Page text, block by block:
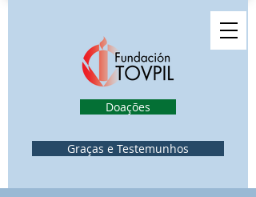
Graças e Testemunhos
Doações